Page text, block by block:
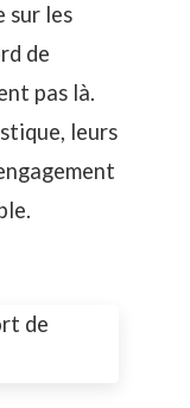
sur les
de
pas là.
leurs